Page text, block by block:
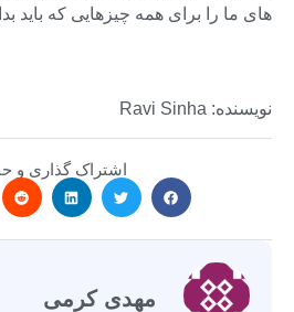
های ما را برای همه چیزهایی که باید
نویسنده: Ravi Sinha
اشتراک گذاری و
مهدی کرمی